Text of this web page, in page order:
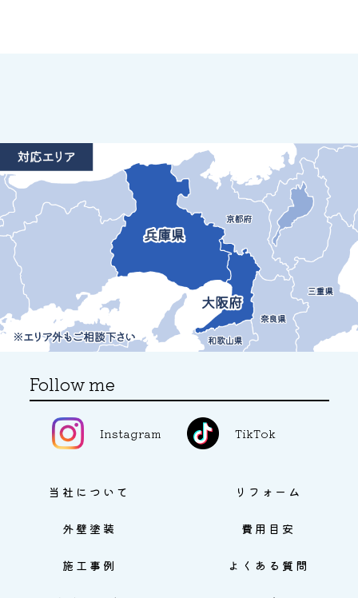
Follow me
Instagram TikTok
当社について リフォーム
外壁塗装 費用目安
施工事例 よくある質問